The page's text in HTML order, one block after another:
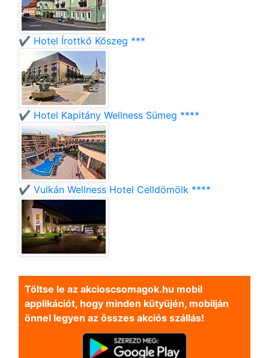
✔️ Hotel Írottkő Kőszeg ***
✔️ Hotel Kapitány Wellness Sümeg ****
✔️ Vulkán Wellness Hotel Celldömölk ****
Töltse le az akcioscsomagok.hu mobil
applikációt, hogy minden kütyüjén, mobilján
önnel legyen az összes akciós szállás!